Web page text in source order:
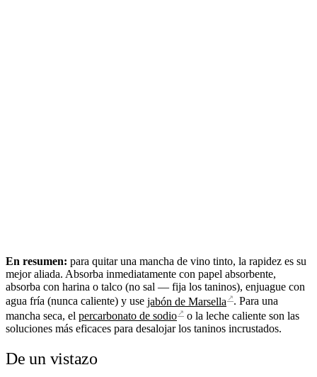
En resumen: para quitar una mancha de vino tinto, la rapidez es su
mejor aliada. Absorba inmediatamente con papel absorbente,
absorba con harina o talco (no sal — fija los taninos), enjuague con
agua fría (nunca caliente) y use jabón de Marsella ↗. Para una
mancha seca, el percarbonato de sodio ↗ o la leche caliente son las
soluciones más eficaces para desalojar los taninos incrustados.
De un vistazo